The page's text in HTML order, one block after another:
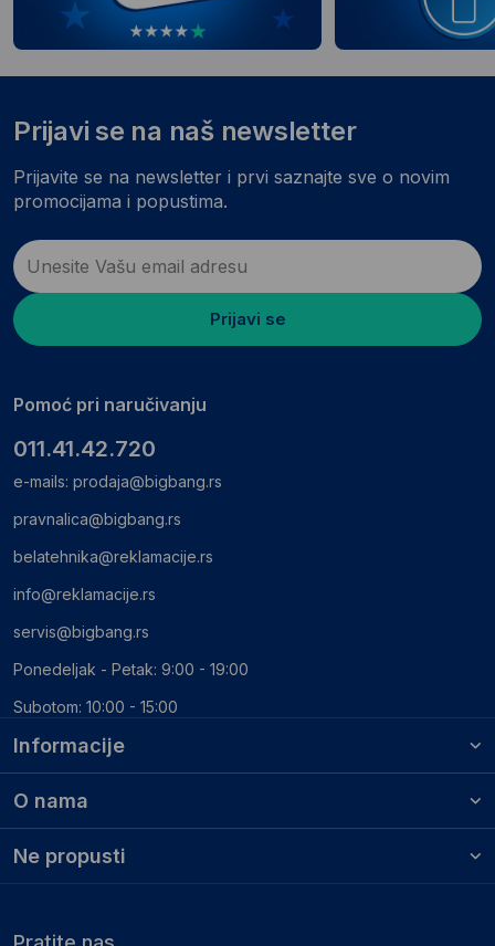
Informacije
O nama
Ne propusti
Prijavi se na naš newsletter
Prijavite se na newsletter i prvi saznajte sve o novim
promocijama i popustima.
Prijavi se
Pomoć pri naručivanju
011.41.42.720
e-mails: prodaja@bigbang.rs
pravnalica@bigbang.rs
belatehnika@reklamacije.rs
info@reklamacije.rs
servis@bigbang.rs
Ponedeljak - Petak: 9:00 - 19:00
Subotom: 10:00 - 15:00